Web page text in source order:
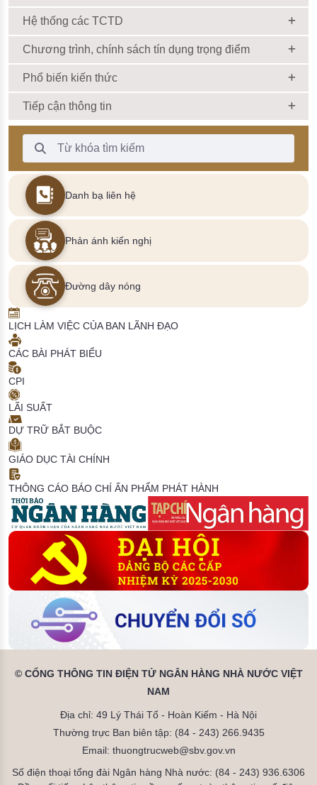
Hệ thống các TCTD
Chương trình, chính sách tín dụng trọng điểm
Phổ biến kiến thức
Tiếp cận thông tin
Thanh Tìm kiếm
Danh bạ liên hệ
Phản ánh kiến nghị
Đường dây nóng
LỊCH LÀM VIỆC CỦA BAN LÃNH ĐẠO
CÁC BÀI PHÁT BIỂU
CPI
LÃI SUẤT
DỰ TRỮ BẮT BUỘC
GIÁO DỤC TÀI CHÍNH
THÔNG CÁO BÁO CHÍ ẤN PHẨM PHÁT HÀNH
© CỔNG THÔNG TIN ĐIỆN TỬ NGÂN HÀNG NHÀ NƯỚC VIỆT
NAM
Địa chỉ: 49 Lý Thái Tổ - Hoàn Kiếm - Hà Nội
Thường trực Ban biên tập: (84 - 243) 266.9435
Email: thuongtrucweb@sbv.gov.vn
Số điện thoại tổng đài Ngân hàng Nhà nước: (84 - 243) 936.6306